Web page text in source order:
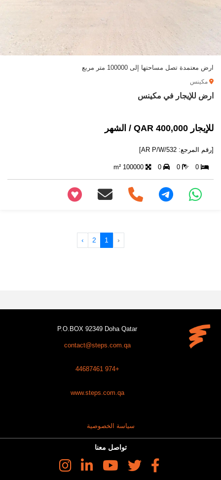
ارض معتمدة تصل مساحتها إلى 100000 متر مربع
مكينس
ارض للإيجار في مكينس
للإيجار 400,000 QAR / الشهر
[رقم المرجع: AR P/W/532]
0
0
0
100000 m²
‹
1
2
›
P.O.BOX 92349 Doha Qatar
contact@steps.com.qa
+974 44687461
www.steps.com.qa
سياسة الخصوصية
تواصل معنا